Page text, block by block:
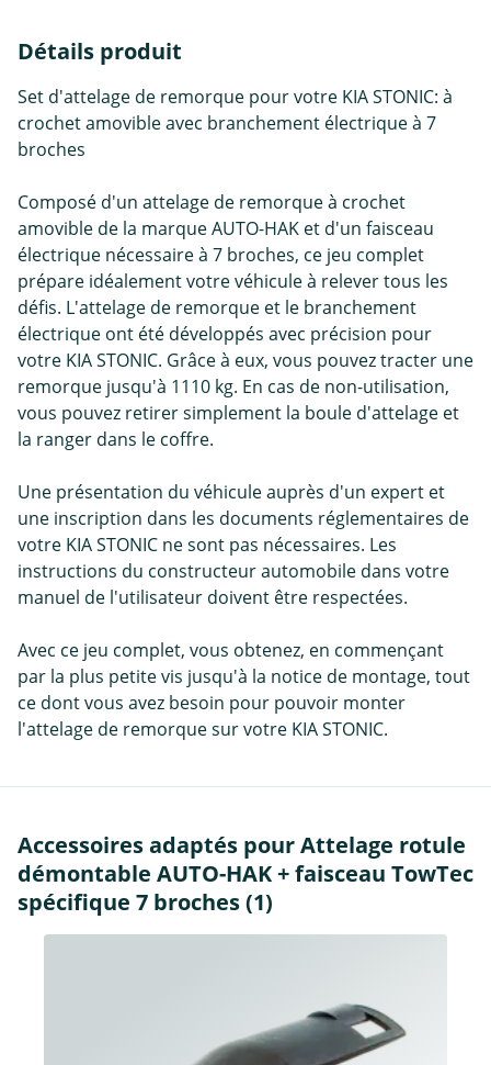
Détails produit
Set d'attelage de remorque pour votre KIA STONIC: à
crochet amovible avec branchement électrique à 7
broches
Composé d'un attelage de remorque à crochet
amovible de la marque AUTO-HAK et d'un faisceau
électrique nécessaire à 7 broches, ce jeu complet
prépare idéalement votre véhicule à relever tous les
défis. L'attelage de remorque et le branchement
électrique ont été développés avec précision pour
votre KIA STONIC. Grâce à eux, vous pouvez tracter une
remorque jusqu'à 1110 kg. En cas de non-utilisation,
vous pouvez retirer simplement la boule d'attelage et
la ranger dans le coffre.
Une présentation du véhicule auprès d'un expert et
une inscription dans les documents réglementaires de
votre KIA STONIC ne sont pas nécessaires. Les
instructions du constructeur automobile dans votre
manuel de l'utilisateur doivent être respectées.
Avec ce jeu complet, vous obtenez, en commençant
par la plus petite vis jusqu'à la notice de montage, tout
ce dont vous avez besoin pour pouvoir monter
l'attelage de remorque sur votre KIA STONIC.
Accessoires adaptés pour Attelage rotule
démontable AUTO-HAK + faisceau TowTec
spécifique 7 broches (1)